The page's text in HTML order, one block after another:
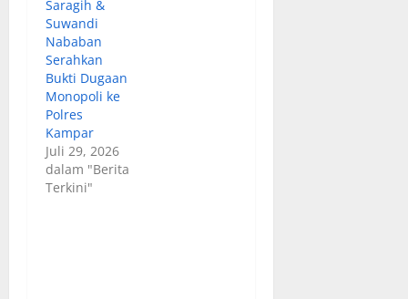
Saragih &
Suwandi
Nababan
Serahkan
Bukti Dugaan
Monopoli ke
Polres
Kampar
Juli 29, 2026
dalam "Berita
Terkini"